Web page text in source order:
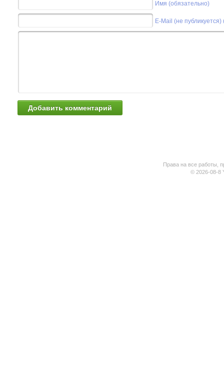
Имя (обязательно)
E-Mail (не
Права на все работы,
© 2026-08-8